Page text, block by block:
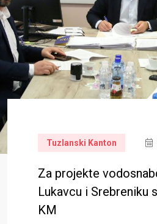
Tuzlanski Kanton
Za projekte
Lukavcu i Srebreniku
KM